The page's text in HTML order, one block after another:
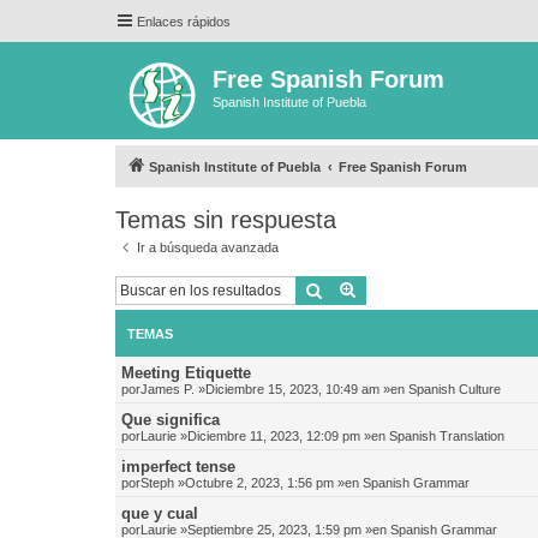
Enlaces rápidos
Free Spanish Forum
Spanish Institute of Puebla
Spanish Institute of Puebla Free Spanish Forum
Temas sin respuesta
Ir a búsqueda avanzada
Buscar
TEMAS
Meeting Etiquette
porJames P. »Diciembre 15, 2023, 10:49 am »en Spanish Culture
Que significa
porLaurie »Diciembre 11, 2023, 12:09 pm »en Spanish Translation
imperfect tense
porSteph »Octubre 2, 2023, 1:56 pm »en Spanish Grammar
que y cual
porLaurie »Septiembre 25, 2023, 1:59 pm »en Spanish Grammar